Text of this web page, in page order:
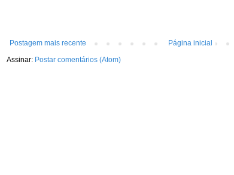
Postagem mais recente
Página inicial
Assinar: Postar comentários (Atom)